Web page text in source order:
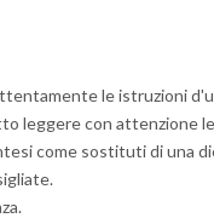
le istruzioni
leggere con attenzione
come sostituti di una